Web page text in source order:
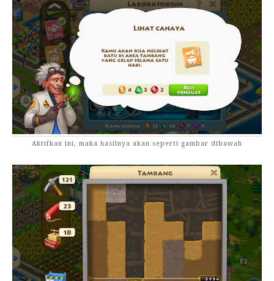
Aktifkan ini, maka hasilnya akan seperti gambar dibawah